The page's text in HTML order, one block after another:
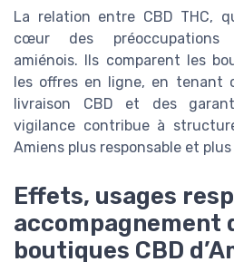
La relation entre CBD THC,
cœur des préoccupations
amiénois. Ils comparent les
les offres en ligne, en tenant
livraison CBD et des
vigilance contribue à
Amiens plus responsable et
Effets, usages
accompagnement
boutiques CBD